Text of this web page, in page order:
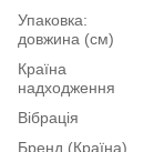
Упаковка:
довжина (см)
Країна
надходження
Вібрація
Бренд (Країна)